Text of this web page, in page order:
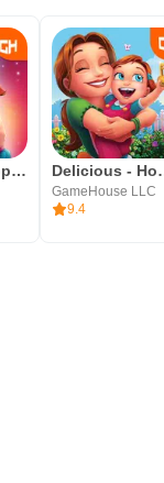
Delicious - Hopes and Fears
GameHouse LLC
9.4